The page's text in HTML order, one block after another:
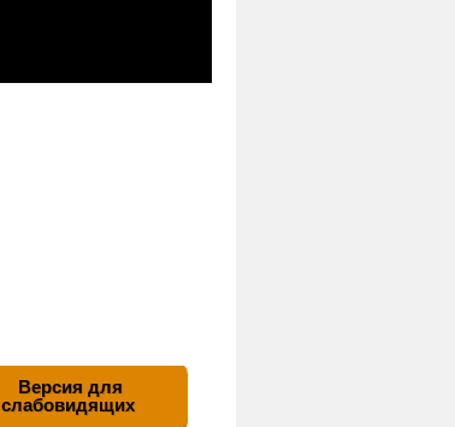
Версия для
слабовидящих